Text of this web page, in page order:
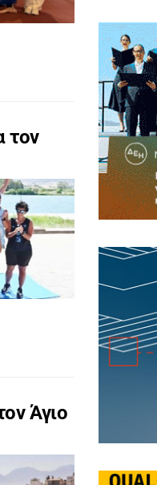
τον
Άγιο